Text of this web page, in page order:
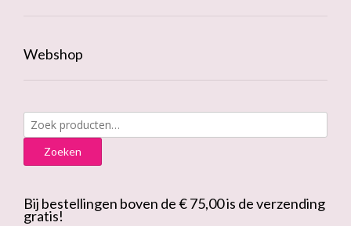
Webshop
Zoeken
naar:
Zoeken
Bij bestellingen boven de € 75,00 is de verzending
gratis!